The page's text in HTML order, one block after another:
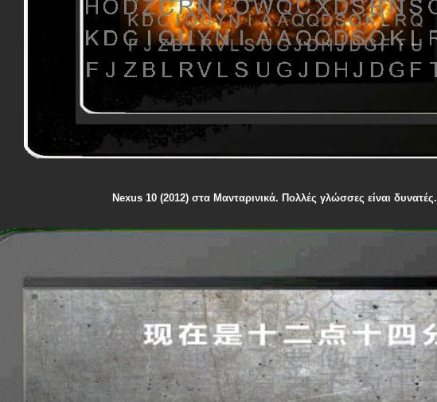
Nexus 10 (2012) στα Μανταρινικά. Πολλές γλώσσες είναι δυνατές.